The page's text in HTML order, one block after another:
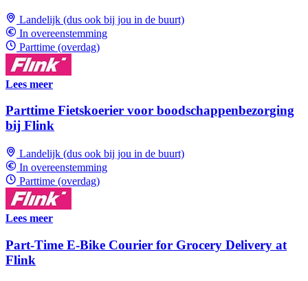
Landelijk (dus ook bij jou in de buurt)
In overeenstemming
Parttime (overdag)
Lees meer
Parttime Fietskoerier voor boodschappenbezorging
bij Flink
Landelijk (dus ook bij jou in de buurt)
In overeenstemming
Parttime (overdag)
Lees meer
Part-Time E-Bike Courier for Grocery Delivery at
Flink